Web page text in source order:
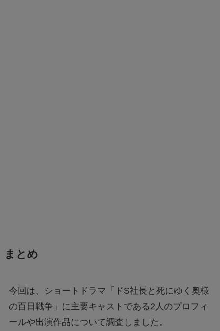
まとめ
今回は、ショートドラマ「ドS社長と死にゆく奥様
の百日戦争」に主要キャストである2人のプロフィ
ールや出演作品について調査しました。